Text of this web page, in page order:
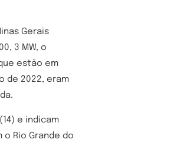
Gerais
3 MW, o
estão em
de 2022, eram
e indicam
Rio Grande do